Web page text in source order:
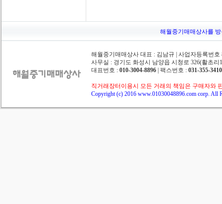
해월중기매매상사를
해월중기매매상사 대표 : 김남규 | 사업자등록번호
사무실 : 경기도 화성시 남양읍 시청로 326(활초
대표번호 : 010-3004-8896 | 팩스번호 : 031-355-3410
직거래장터이용시 모든 거래의 책임은 구매자와
Copyright (c) 2016 www.01030048896.com corp. All